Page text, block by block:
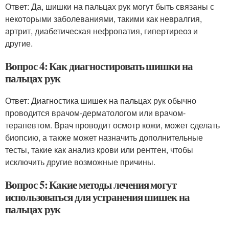
Ответ: Да, шишки на пальцах рук могут быть связаны с
некоторыми заболеваниями, такими как невралгия,
артрит, диабетическая нефропатия, гипертиреоз и
другие.
Вопрос 4: Как диагностировать шишки на
пальцах рук
Ответ: Диагностика шишек на пальцах рук обычно
проводится врачом-дерматологом или врачом-
терапевтом. Врач проводит осмотр кожи, может сделать
биопсию, а также может назначить дополнительные
тесты, такие как анализ крови или рентген, чтобы
исключить другие возможные причины.
Вопрос 5: Какие методы лечения могут
использоваться для устранения шишек на
пальцах рук